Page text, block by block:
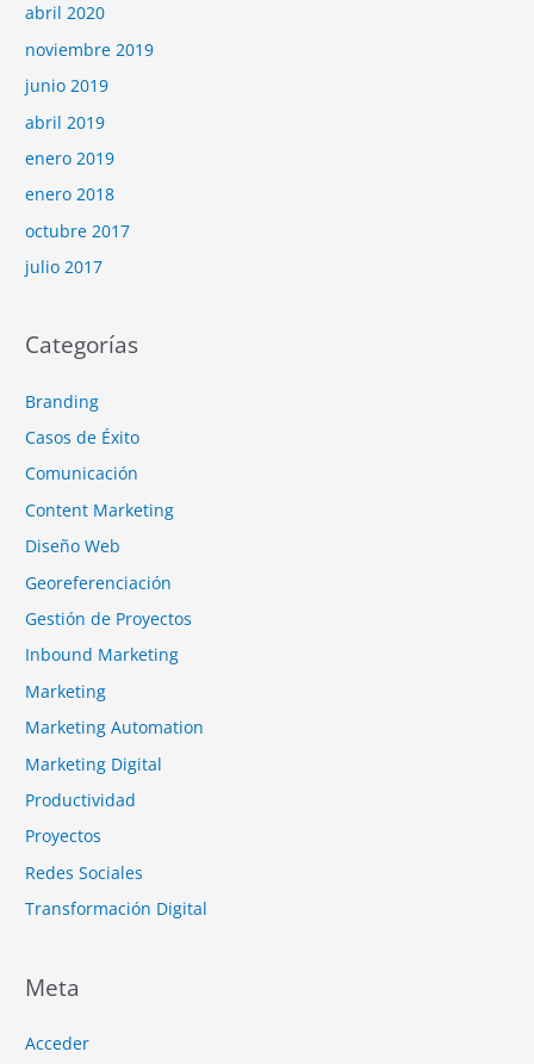
abril 2020
noviembre 2019
junio 2019
abril 2019
enero 2019
enero 2018
octubre 2017
julio 2017
Categorías
Branding
Casos de Éxito
Comunicación
Content Marketing
Diseño Web
Georeferenciación
Gestión de Proyectos
Inbound Marketing
Marketing
Marketing Automation
Marketing Digital
Productividad
Proyectos
Redes Sociales
Transformación Digital
Meta
Acceder